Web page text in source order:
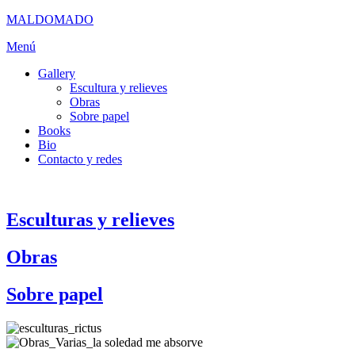
MALDOMADO
Saltar
contenido
Menú
Gallery
Escultura y relieves
Obras
Sobre papel
Books
Bio
Contacto y redes
Esculturas y relieves
Obras
Sobre papel